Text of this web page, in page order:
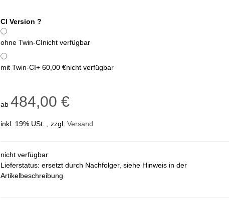
CI Version ?
ohne Twin-CInicht verfügbar
mit Twin-CI+ 60,00 €nicht verfügbar
ab 484,00 €
inkl. 19% USt. , zzgl. Versand
nicht verfügbar
Lieferstatus: ersetzt durch Nachfolger, siehe Hinweis in der
Artikelbeschreibung